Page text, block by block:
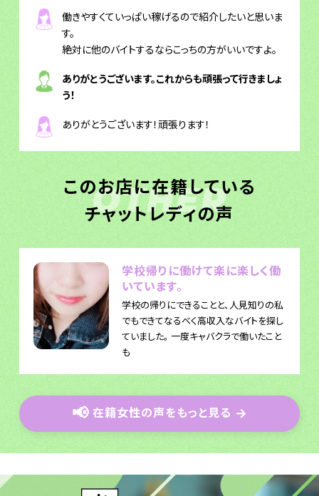
働きやすくていっぱい稼げるので紹介したいと思いま
す。
絶対に他のバイトするならこっちの方がいいですよ。
ありがとうございます。これからも頑張って行きましょ
う！
ありがとうございます！頑張ります！
このお店に在籍している
チャットレディの声
OTHER
学校帰りに働けて楽に楽しく働
いています。
学校の帰りにできることと、人見知りの私
でもできてなるべく高収入なバイトを探し
ていました。 一度キャバクラで働いたこと
も
📢 在籍女性の声をもっと見る →